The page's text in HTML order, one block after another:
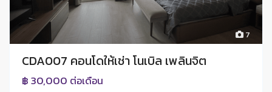
7
CDA007 คอนโดให้เช่า โนเบิล เพลินจิต
฿ 30,000 ต่อเดือน